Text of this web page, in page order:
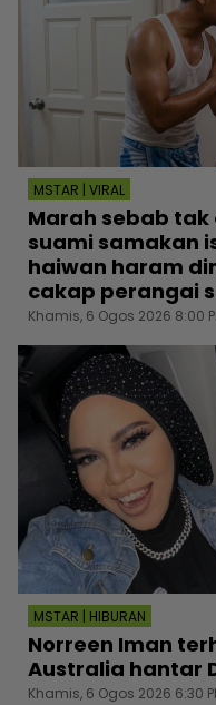
MSTAR | VIRAL
Marah sebab
suami samakan
haiwan haram
cakap perangai
Khamis, 6 Ogos 2026 8:00
MSTAR | HIBURAN
Norreen Iman
Australia hantar
Khamis, 6 Ogos 2026 6:30